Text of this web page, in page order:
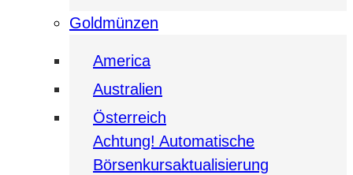
Goldmünzen
America
Australien
Österreich
Achtung! Automatische
Börsenkursaktualisierung